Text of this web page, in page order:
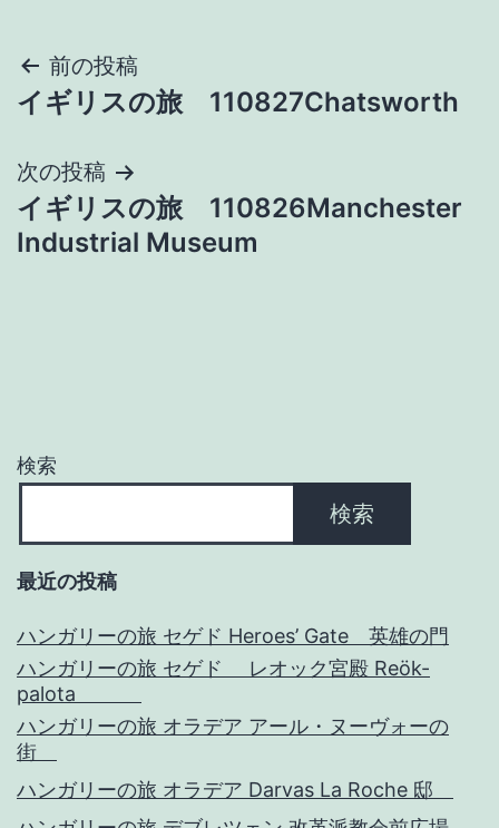
投
稿
ナ
ビ
ン
前の投稿
イギリスの旅 110827Chatsworth
次の投稿
イギリスの旅 110826Manchester
Industrial Museum
検索
検索
最近の投稿
ハンガリーの旅 セゲド Heroes’ Gate 英雄の門
ハンガリーの旅 セゲド レオック宮殿 Reök-
palota
ハンガリーの旅 オラデア アール・ヌーヴォーの
街
ハンガリーの旅 オラデア Darvas La Roche 邸